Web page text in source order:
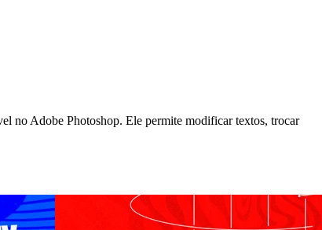
Adobe Photoshop. Ele permite modificar textos, trocar